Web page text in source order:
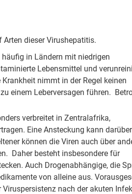
dieser Virushepatitis.
in Ländern mit niedrigen
Lebensmittel und
nimmt in der Regel keinen
einem Leberversagen führen.
verbreitet in Zentralafrika,
Eine Ansteckung kann darüber
können die Viren auch über
Daher besteht insbesondere für
Auch Drogenabhängige, die
von alleine aus.
nach der akuten